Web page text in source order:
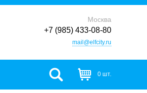
Москва
+7 (985) 433-08-80
mail@elfcity.ru
0 шт.